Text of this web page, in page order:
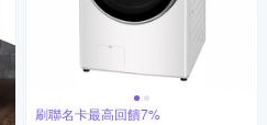
刷聯名卡最高回饋7%